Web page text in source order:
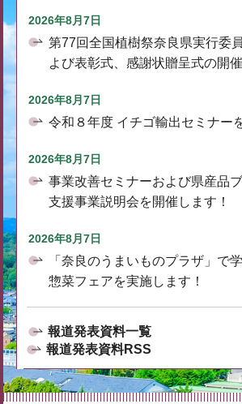
2026年8月7日
第77回全国植樹祭奈良県実行委
よび表彰式、感謝状贈呈式の開
2026年8月7日
令和８年度 イチゴ輸出セミナー
2026年8月7日
事業改善セミナーおよび県産品
支援事業説明会を開催します！
2026年8月7日
「奈良のうまいものプラザ」で
惣菜フェアを実施します！
報道発表資料一覧
報道発表資料RSS